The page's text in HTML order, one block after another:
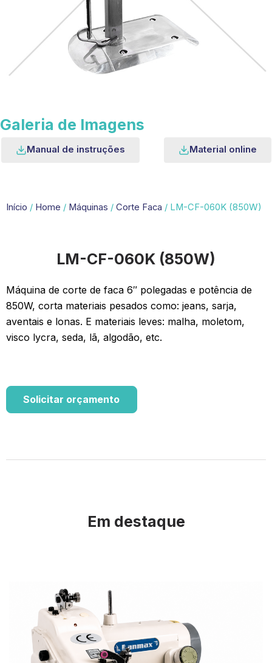
Galeria de Imagens
Manual de instruções Material online
Início / Home / Máquinas / Corte Faca / LM-CF-060K (850W)
LM-CF-060K (850W)
Máquina de corte de faca 6″ polegadas e potência de
850W, corta materiais pesados como: jeans, sarja,
aventais e lonas. E materiais leves: malha, moletom,
visco lycra, seda, lã, algodão, etc.
Solicitar orçamento
Em destaque